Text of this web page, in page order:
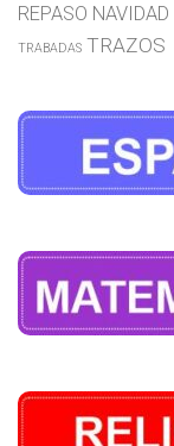
REPASO NAVIDAD
TRABADAS TRAZOS